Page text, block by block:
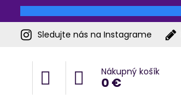
Sledujte nás na Instagrame
Nákupný košík
0 €